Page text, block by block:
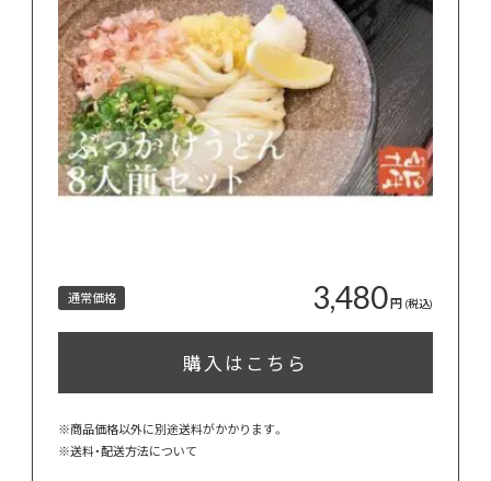
通常価格 3,480円 (税込)
購入はこちら
※商品価格以外に別途送料がかかります。
※送料・配送方法について